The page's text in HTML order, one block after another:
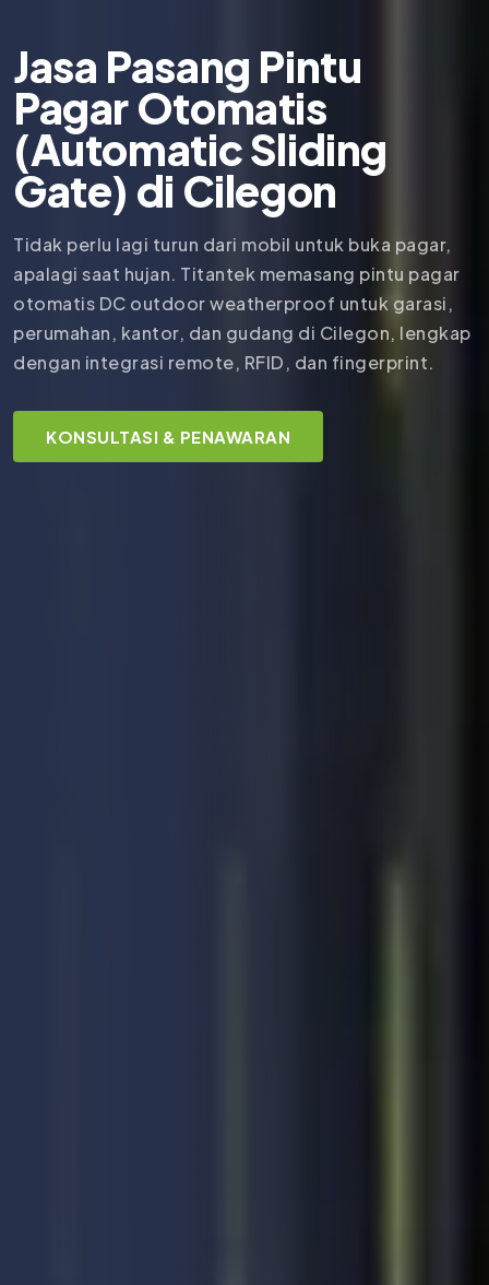
Jasa Pasang Pintu
Pagar Otomatis
(Automatic Sliding
Gate) di Cilegon
Tidak perlu lagi turun dari mobil untuk buka pagar,
apalagi saat hujan. Titantek memasang pintu pagar
otomatis DC outdoor weatherproof untuk garasi,
perumahan, kantor, dan gudang di Cilegon, lengkap
dengan integrasi remote, RFID, dan fingerprint.
KONSULTASI & PENAWARAN